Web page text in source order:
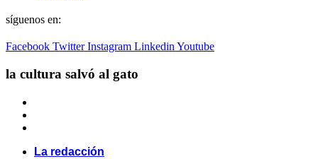
síguenos en:
Facebook Twitter Instagram LinkedinYoutube
la cultura salvó al gato
La redacción